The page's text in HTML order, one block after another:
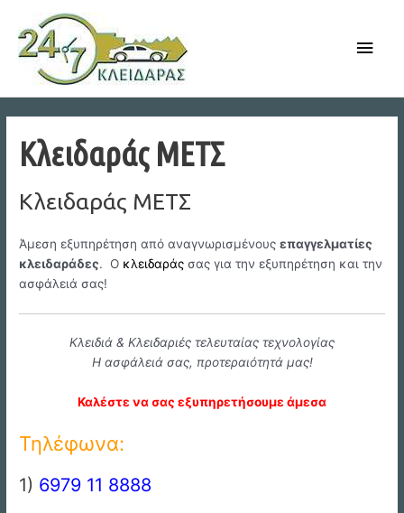
content
Main
Κλειδαράς ΜΕΤΣ
Κλειδαράς ΜΕΤΣ
Άμεση εξυπηρέτηση από αναγνωρισμένουςεπαγγελματίες
κλειδαράδες. Ο κλειδαράς σας για την εξυπηρέτηση και την
ασφάλειά σας!
Κλειδιά & Κλειδαριές τελευταίας τεχνολογίας
Η ασφάλειά σας, προτεραιότητά μας!
Καλέστε να σας εξυπηρετήσουμε άμεσα
Τηλέφωνα:
1) 6979 11 8888